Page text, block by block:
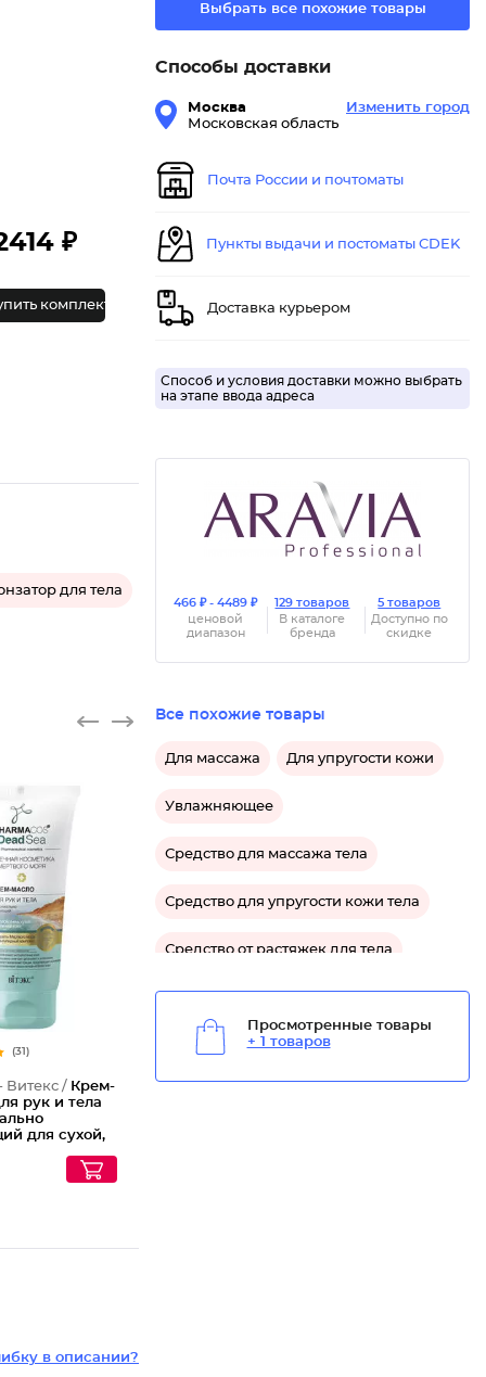
₽
комплект
для тела
(31)
Витекс / Крем-
рук и тела
для сухой,
кожи
в описании?
Выбрать все похожие товары
Способы доставки
Москва
Московская область
Изменить город
Почта России и почтоматы
Пункты выдачи и постоматы CDEK
Доставка курьером
Способ и условия доставки можно выбрать
на этапе ввода адреса
466 ₽ - 4489 ₽
ценовой
диапазон
129 товаров
В каталоге
бренда
5 товаров
Доступно по
скидке
Все похожие товары
Для массажа Для упругости кожи
Увлажняющее
Средство для массажа тела
Средство для упругости кожи тела
Средство от растяжек для тела
Просмотренные товары
+ 1 товаров